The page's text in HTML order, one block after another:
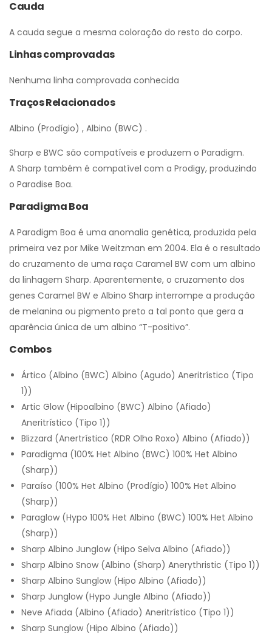
Cauda
A cauda segue a mesma coloração do resto do corpo.
Linhas comprovadas
Nenhuma linha comprovada conhecida
Traços Relacionados
Albino (Prodígio) , Albino (BWC) .
Sharp e BWC são compatíveis e produzem o Paradigm.
A Sharp também é compatível com a Prodigy, produzindo
o Paradise Boa.
Paradigma Boa
A Paradigm Boa é uma anomalia genética, produzida pela
primeira vez por Mike Weitzman em 2004. Ela é o resultado
do cruzamento de uma raça Caramel BW com um albino
da linhagem Sharp. Aparentemente, o cruzamento dos
genes Caramel BW e Albino Sharp interrompe a produção
de melanina ou pigmento preto a tal ponto que gera a
aparência única de um albino “T-positivo”.
Combos
Ártico (Albino (BWC) Albino (Agudo) Aneritrístico (Tipo
1))
Artic Glow (Hipoalbino (BWC) Albino (Afiado)
Aneritrístico (Tipo 1))
Blizzard (Anertrístico (RDR Olho Roxo) Albino (Afiado))
Paradigma (100% Het Albino (BWC) 100% Het Albino
(Sharp))
Paraíso (100% Het Albino (Prodígio) 100% Het Albino
(Sharp))
Paraglow (Hypo 100% Het Albino (BWC) 100% Het Albino
(Sharp))
Sharp Albino Junglow (Hipo Selva Albino (Afiado))
Sharp Albino Snow (Albino (Sharp) Anerythristic (Tipo 1))
Sharp Albino Sunglow (Hipo Albino (Afiado))
Sharp Junglow (Hypo Jungle Albino (Afiado))
Neve Afiada (Albino (Afiado) Aneritrístico (Tipo 1))
Sharp Sunglow (Hipo Albino (Afiado))